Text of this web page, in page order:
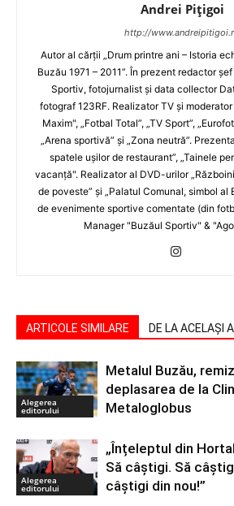
Andrei Pițigoi
http://
Autor al cărţii „Drum printre ani – Istoria
Buzău 1971 – 2011”. În prezent redactor
Sportiv, fotojurnalist şi data collector
fotograf 123RF. Realizator TV şi
Maxim", „Fotbal Total”, „TV Sport”,
„Arena sportivă” şi „Zona neutră”.
spatele uşilor de restaurant”, „Tainele
vacanţă". Realizator al DVD-urilor
de poveste” şi „Palatul Comunal, simbol al
de evenimente sportive comentate (din
Manager "Buzăul Sportiv" &
ARTICOLE SIMILARE DE LA ACELAȘI
Alegerea
editorului
Metalul Buzău,
deplasarea de la
Metaloglobus
Alegerea
editorului
„Înțeleptul din
Să câștigi. Să
câștigi din nou!”